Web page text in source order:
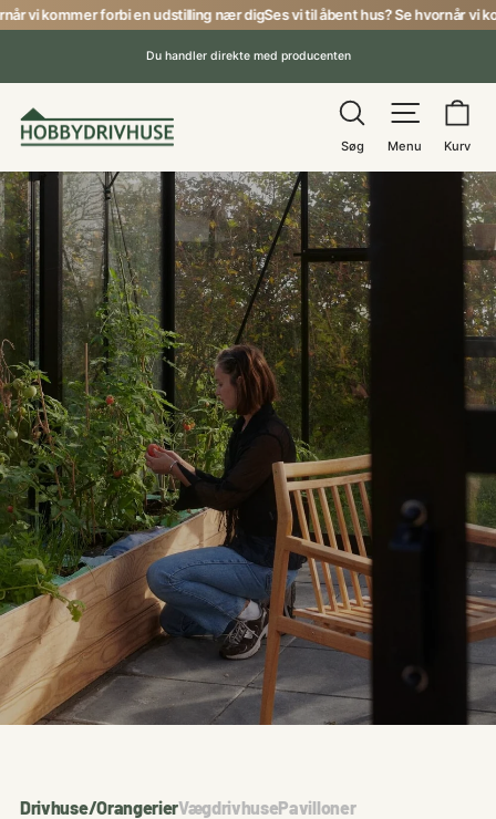
Gåkommer forbi en udstilling nær digSes vi til åbent hus? Se hvornår vi
Du handler direkte med producenten
Hobbydrivhuse Søg
Søg
Menu
Menu Kurv
Drivhuse/OrangerierVægdrivhusePavilloner